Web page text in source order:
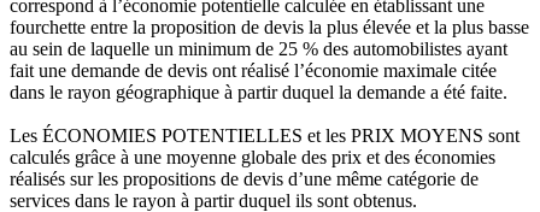
correspond à l’économie potentielle calculée en établissant une
fourchette entre la proposition de devis la plus élevée et la plus basse
au sein de laquelle un minimum de 25 % des automobilistes ayant
fait une demande de devis ont réalisé l’économie maximale citée
dans le rayon géographique à partir duquel la demande a été faite.
Les ÉCONOMIES POTENTIELLES et les PRIX MOYENS sont
calculés grâce à une moyenne globale des prix et des économies
réalisés sur les propositions de devis d’une même catégorie de
services dans le rayon à partir duquel ils sont obtenus.